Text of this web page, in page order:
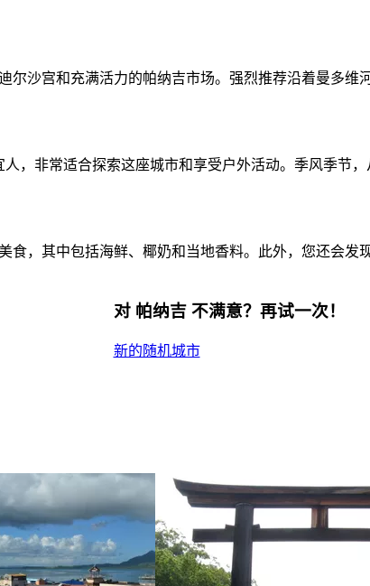
沙宫和充满活力的帕纳吉市场。强烈推荐沿着曼多维河
，非常适合探索这座城市和享受户外活动。季风季节
，其中包括海鲜、椰奶和当地香料。此外，您还会发
对 帕纳吉 不满意？再试一次！
新的随机城市